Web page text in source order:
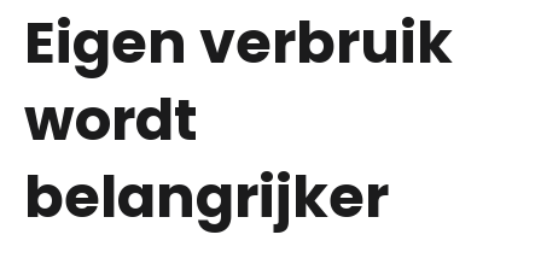
Eigen verbruik
wordt
belangrijker